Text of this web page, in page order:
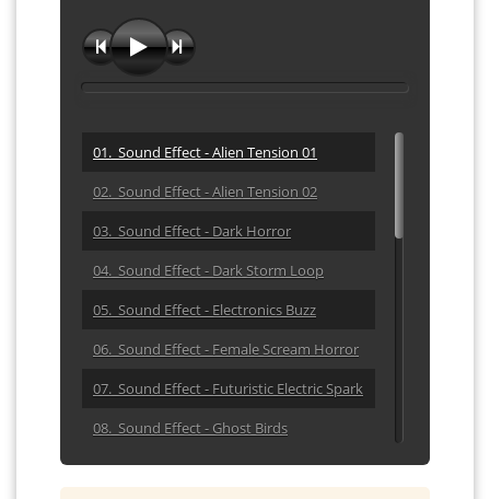
01. Sound Effect - Alien Tension 01
02. Sound Effect - Alien Tension 02
03. Sound Effect - Dark Horror
04. Sound Effect - Dark Storm Loop
05. Sound Effect - Electronics Buzz
06. Sound Effect - Female Scream Horror
07. Sound Effect - Futuristic Electric Spark
08. Sound Effect - Ghost Birds
09. Sound Effect - Ghostly Breath Air